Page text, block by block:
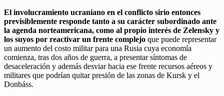
El involucramiento ucraniano en el conflicto sirio entonces
previsiblemente responde tanto a su carácter subordinado ante
la agenda norteamericana, como al propio interés de Zelensky y
los suyos por reactivar un frente complejo que puede representar
un aumento del costo militar para una Rusia cuya economía
comienza, tras dos años de guerra, a presentar síntomas de
desaceleración y además desviar hacia ese frente recursos aéreos y
militares que podrían quitar presión de las zonas de Kursk y el
Donbáss.